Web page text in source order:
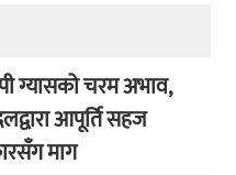
ग्यासको चरम अभाव,
आपूर्ति सहज
माग